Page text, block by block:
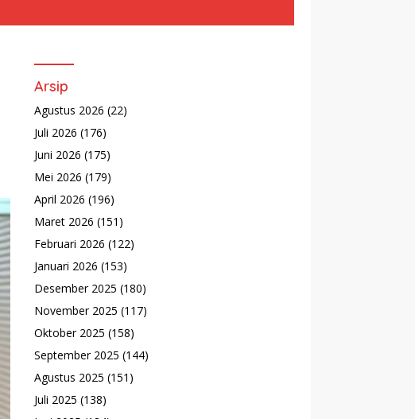
Arsip
Agustus 2026 (22)
Juli 2026 (176)
Juni 2026 (175)
Mei 2026 (179)
April 2026 (196)
Maret 2026 (151)
Februari 2026 (122)
Januari 2026 (153)
Desember 2025 (180)
November 2025 (117)
Oktober 2025 (158)
September 2025 (144)
Agustus 2025 (151)
Juli 2025 (138)